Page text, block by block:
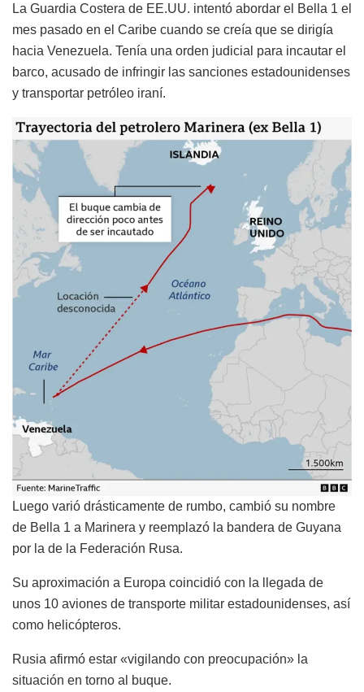
La Guardia Costera de EE.UU. intentó abordar el Bella 1 el
mes pasado en el Caribe cuando se creía que se dirigía
hacia Venezuela. Tenía una orden judicial para incautar el
barco, acusado de infringir las sanciones estadounidenses
y transportar petróleo iraní.
Luego varió drásticamente de rumbo, cambió su nombre
de Bella 1 a Marinera y reemplazó la bandera de Guyana
por la de la Federación Rusa.
Su aproximación a Europa coincidió con la llegada de
unos 10 aviones de transporte militar estadounidenses, así
como helicópteros.
Rusia afirmó estar «vigilando con preocupación» la
situación en torno al buque.